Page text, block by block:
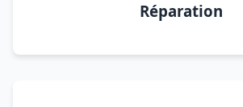
Réparation